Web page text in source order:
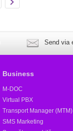
Send via
Business
M-DOC
Virtual PBX
Transport Manager (MTM)
SMS Marketing